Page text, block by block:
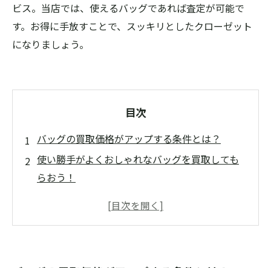
ビス。当店では、使えるバッグであれば査定が可能で
す。お得に手放すことで、スッキリとしたクローゼット
になりましょう。
目次
バッグの買取価格がアップする条件とは？
使い勝手がよくおしゃれなバッグを買取しても
らおう！
バッグの種類によって査定額が変わる？